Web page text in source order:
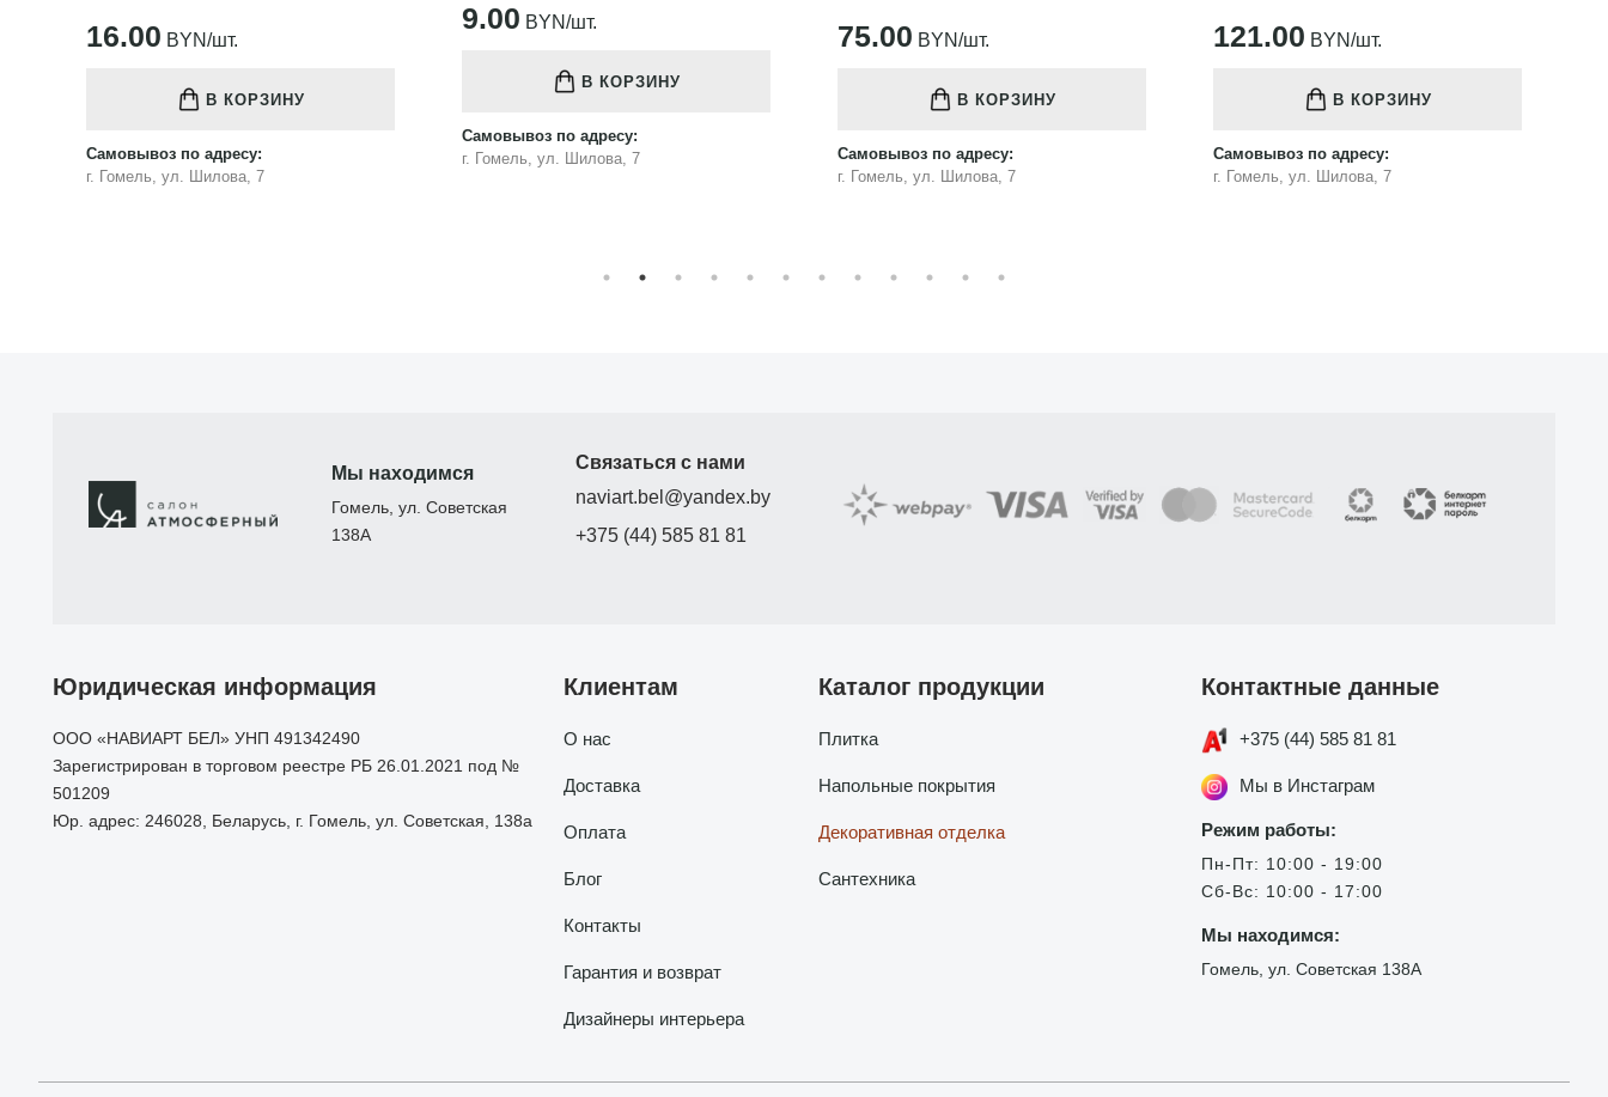
16.00 BYN/шт.
В КОРЗИНУ
Самовывоз по адресу:
г. Гомель, ул. Шилова, 7
9.00 BYN/шт.
В КОРЗИНУ
Самовывоз по адресу:
г. Гомель, ул. Шилова, 7
75.00 BYN/шт.
В КОРЗИНУ
Самовывоз по адресу:
г. Гомель, ул. Шилова, 7
121.00 BYN/шт.
В КОРЗИНУ
Самовывоз по адресу:
г. Гомель, ул. Шилова, 7
Мы находимся
Гомель, ул. Советская
138А
Связаться с нами
naviart.bel@yandex.by
+375 (44) 585 81 81
Юридическая информация
ООО «НАВИАРТ БЕЛ» УНП 491342490
Зарегистрирован в торговом реестре РБ 26.01.2021 под №
501209
Юр. адрес: 246028, Беларусь, г. Гомель, ул. Советская, 138а
Клиентам
О нас
Доставка
Оплата
Блог
Контакты
Гарантия и возврат
Дизайнеры интерьера
Каталог продукции
Плитка
Напольные покрытия
Декоративная отделка
Сантехника
Контактные данные
+375 (44) 585 81 81
Мы в Инстаграм
Режим работы:
Пн-Пт: 10:00 - 19:00
Сб-Вс: 10:00 - 17:00
Мы находимся:
Гомель, ул. Советская 138А